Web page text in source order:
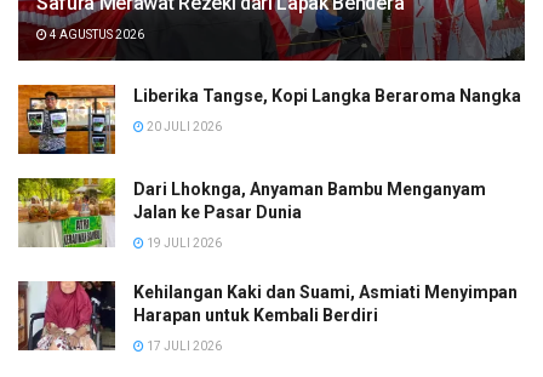
4 AGUSTUS 2026
Liberika Tangse, Kopi Langka Beraroma Nangka
20 JULI 2026
Dari Lhoknga, Anyaman Bambu Menganyam
Jalan ke Pasar Dunia
19 JULI 2026
Kehilangan Kaki dan Suami, Asmiati Menyimpan
Harapan untuk Kembali Berdiri
17 JULI 2026